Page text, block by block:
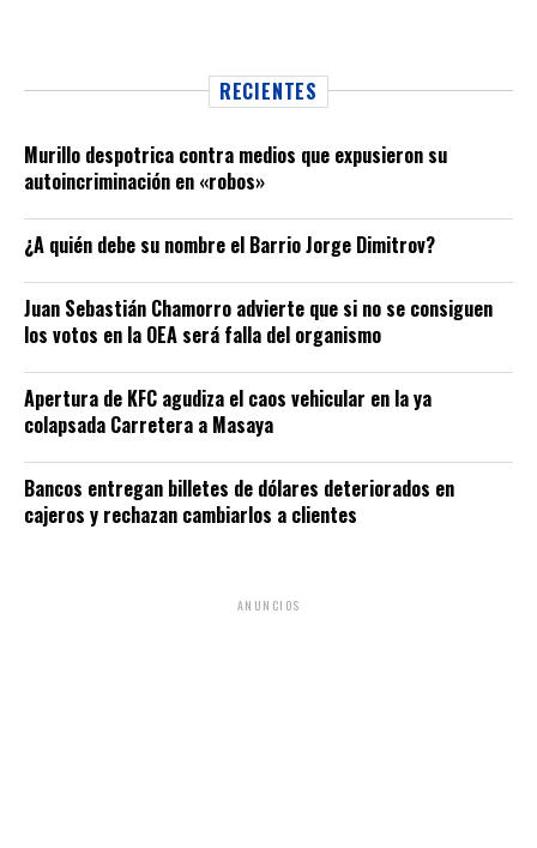
RECIENTES
Murillo despotrica contra medios que expusieron su
autoincriminación en «robos»
¿A quién debe su nombre el Barrio Jorge Dimitrov?
Juan Sebastián Chamorro advierte que si no se consiguen
los votos en la OEA será falla del organismo
Apertura de KFC agudiza el caos vehicular en la ya
colapsada Carretera a Masaya
Bancos entregan billetes de dólares deteriorados en
cajeros y rechazan cambiarlos a clientes
ANUNCIOS